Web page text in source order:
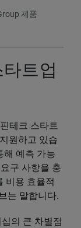
제품
트업
테크 스타트
원하고 있습
해 예측 가능
구 사항을 충
비용 효율적
는 말합니다.
의 큰 차별점